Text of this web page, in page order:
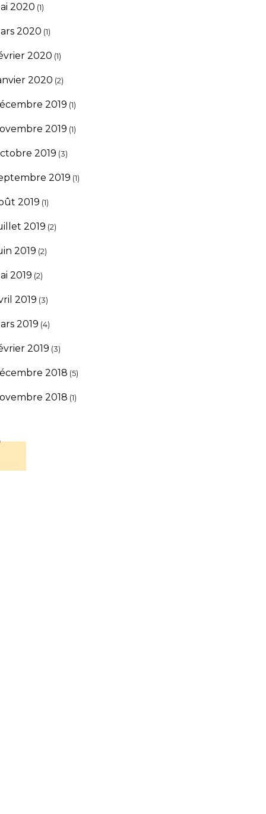
2020 (1)
2020 (1)
2020 (1)
2020 (2)
2019 (1)
2019 (1)
2019 (3)
2019 (1)
2019 (1)
2019 (2)
2019 (2)
2019 (2)
2019 (3)
2019 (4)
2019 (3)
2018 (5)
2018 (1)